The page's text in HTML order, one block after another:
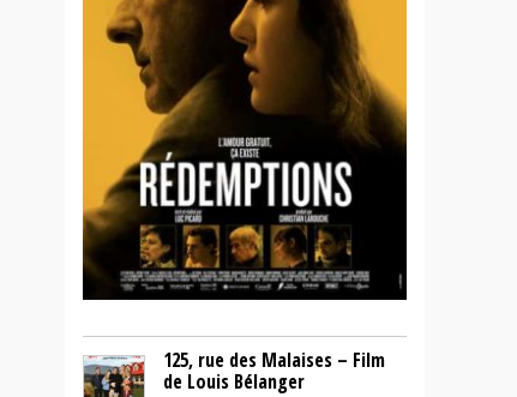
125, rue des Malaises – Film
de Louis Bélanger